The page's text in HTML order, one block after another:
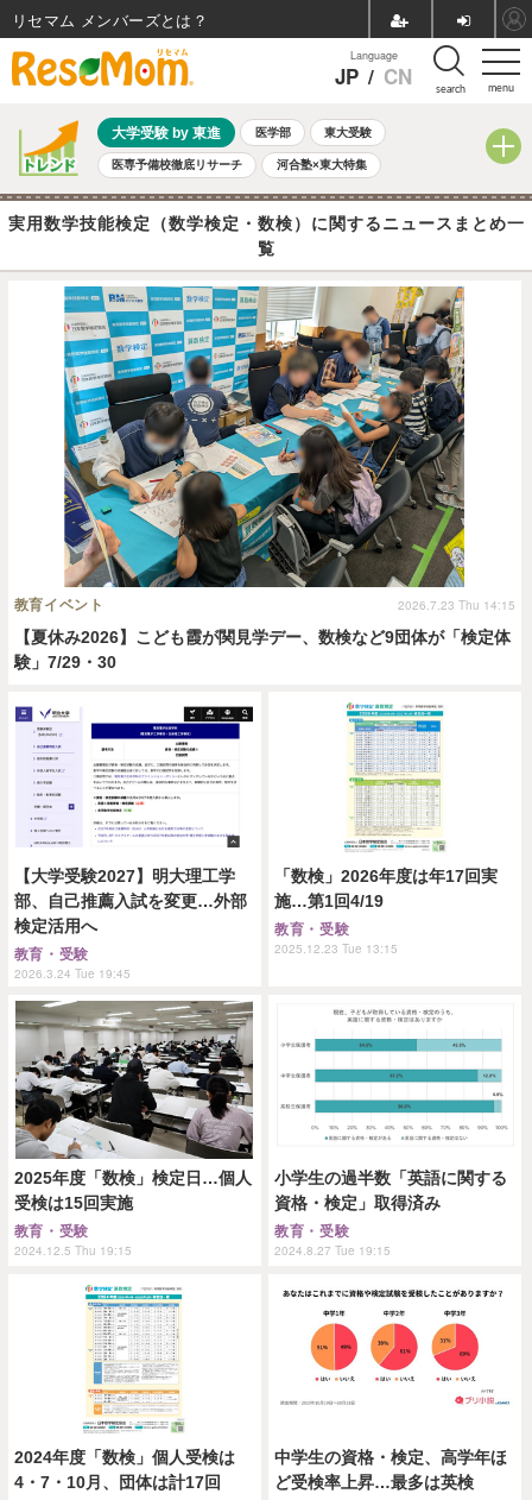
menu
Language
JP / CN search
大学受験 by 東進 医学部 東大受験
医専予備校徹底リサーチ 河合塾×東大特集
親子で考える大学選び 高校受験 中学受験 小学校受験
共通テスト 夏休み 8月開催学校説明会・相談会
全国公立高校 過去問
自由研究教材（小学生向け） 自由研究教材（中学生向け） ランキング
実用数学技能検定（数学検定・数検）に関するニュースまとめ一
覧
【夏休み2026】こども霞が関見学デー、数検など9団体が「検定体
験」7/29・30
教育イベント 2026.7.23 Thu 14:15
【大学受験2027】明大理工学
部、自己推薦入試を変更…外部
検定活用へ
教育・受験
2026.3.24 Tue 19:45
「数検」2026年度は年17回実
施…第1回4/19
教育・受験
2025.12.23 Tue 13:15
2025年度「数検」検定日…個人
受検は15回実施
教育・受験
2024.12.5 Thu 19:15
小学生の過半数「英語に関する
資格・検定」取得済み
教育・受験
2024.8.27 Tue 19:15
2024年度「数検」個人受検は
4・7・10月、団体は計17回
中学生の資格・検定、高学年ほ
ど受検率上昇…最多は英検
リセマム メンバーズ